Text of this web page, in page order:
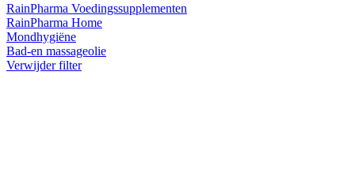
RainPharma Voedingssupplementen
RainPharma Home
Mondhygiëne
Bad-en massageolie
Verwijder filter